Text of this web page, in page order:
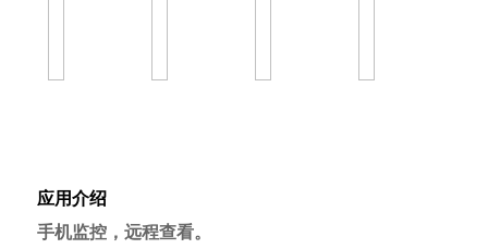
应用介绍
手机监控，远程查看。